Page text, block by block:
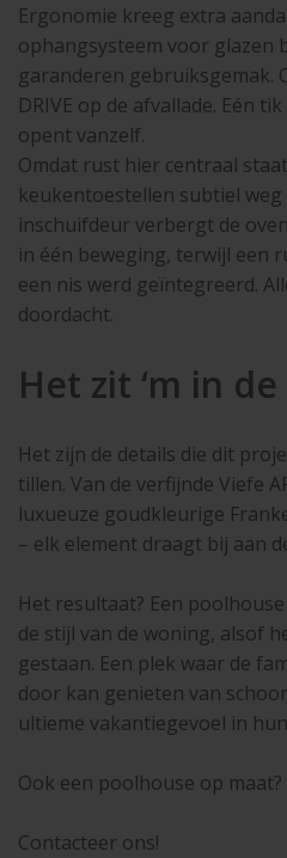
Ergonomie kreeg extra
ophangsysteem voor glazen
garanderen gebruiksgemak.
DRIVE op de afvallade. Eén
opent vanzelf.
Omdat rust hier centraal
keukentoestellen subtiel weg
inschuifdeur verbergt de
in één beweging, terwijl een
een nis werd geïntegreerd.
doordacht.
Het zit ‘m in
Het zijn de details die dit
tillen. Van de verfijnde Viefe
luxueuze goudkleurige
– elk element draagt bij aan
Het resultaat? Een
de stijl van de woning, alsof
gestaan. Een plek waar de
door kan genieten van
ultieme vakantiegevoel in
Ook een poolhouse op maat?
Contacteer ons!